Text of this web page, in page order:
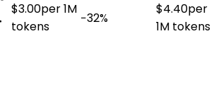
$3.00per 1M
tokens
−32%
$4.40per
1M tokens